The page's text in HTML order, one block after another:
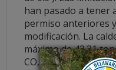
han pasado a tener
permiso anteriores
modificación. La
máximo de 43.31
CO, 2.94 TPY de PM